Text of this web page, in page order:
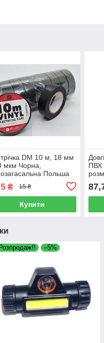
DM 10 м, 18 мм
мкм Чорна,
Польша
₴ 15 ₴
Купити
ПВХ
Розпродаж!! –5%